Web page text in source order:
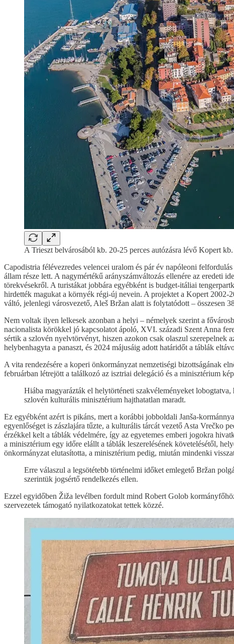
A Trieszt belvárosából kb. 20-25 perces autózásra lévő Kopert
Capodistria félévezredes velencei uralom és pár év napóleoni
állam része lett. A nagymértékű arányszámváltozás ellenére az eredeti
törekvésekről. A turistákat jobbára egyébként is budget-itáliai
hirdették magukat a környék régi-új nevein. A projektet a Kopert 2002-
váltó, jelenlegi városvezető, Aleš Bržan alatt is folytatódott – összesen
Nem voltak ilyen lelkesek azonban a helyi – némelyek szerint a
nacionalista körökkel jó kapcsolatot ápoló, XVI. századi Szent Anna
sértik a szlovén nyelvtörvényt, hiszen azokon csak olaszul
helybenhagyta a panaszt, és 2024 májusáig adott határidőt a táblák
A vita rendezésére a koperi önkormányzat nemzetiségi bizottságának
februárban létrejött a találkozó az isztriai delegáció és a minisztérium
Hiába magyarázták el helytörténeti szakvéleményeket
szlovén kulturális minisztérium hajthatatlan maradt.
Ez egyébként azért is pikáns, mert a korábbi jobboldali Janša-
egyenlőséget is zászlajára tűzte, a kulturális tárcát vezető Asta Vrečko
érzékkel kelt a táblák védelmére, így az egyetemes emberi jogokra
a minisztérium egy időre elállt a táblák leszerelésének követelésétől,
önkormányzat elutasította, a minisztérium pedig, miután mindenki
Erre válaszul a legsötétebb történelmi időket emlegető Bržan
szerintük jogsértő rendelkezés ellen.
Ezzel egyidőben Žiža levélben fordult mind Robert Golob
szervezetek támogató nyilatkozatokat tettek közzé.